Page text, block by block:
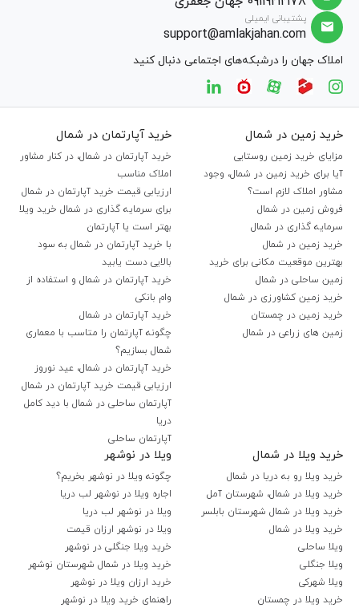
پشتیبانی ایمیلی
support@amlakjahan.com
املاک جهان را درشبکه‌های اجتماعی دنبال کنید
خرید زمین در شمال
مزایای خرید زمین روستایی
آیا برای خرید زمین در شمال، وجود
مشاور املاک لازم است؟
فروش زمین در شمال
سرمایه گذاری در شمال
خرید زمین در شمال
بهترین موقعیت مکانی برای خرید
زمین ساحلی در شمال
خرید زمین کشاورزی در شمال
خرید زمین در چمستان
زمین های زراعی در شمال
خرید آپارتمان در شمال
خرید آپارتمان در شمال، در کنار مشاور
املاک مناسب
ارزیابی قیمت خرید آپارتمان در شمال
برای سرمایه گذاری در شمال خرید ویلا
بهتر است یا آپارتمان
با خرید آپارتمان در شمال به سود
بالایی دست یابید
خرید آپارتمان در شمال و استفاده از
وام بانکی
خرید آپارتمان در شمال
چگونه آپارتمان را متاسب با معماری
شمال بسازیم؟
خرید آپارتمان در شمال، عید نوروز
ارزیابی قیمت خرید آپارتمان در شمال
آپارتمان ساحلی در شمال با دید کامل
دریا
آپارتمان ساحلی
خرید ویلا در شمال
خرید ویلا رو به دریا در شمال
خرید ویلا در شمال، شهرستان آمل
خرید ویلا در شمال شهرستان بابلسر
خرید ویلا در شمال
ویلا ساحلی
ویلا جنگلی
ویلا شهرکی
خرید ویلا در چمستان
ویلا در نوشهر
چگونه ویلا در نوشهر بخریم؟
اجاره ویلا در نوشهر لب دریا
ویلا در نوشهر لب دریا
ویلا در نوشهر ارزان قیمت
خرید ویلا جنگلی در نوشهر
خرید ویلا در شمال شهرستان نوشهر
خرید ارزان ویلا در نوشهر
راهنمای خرید ویلا در نوشهر